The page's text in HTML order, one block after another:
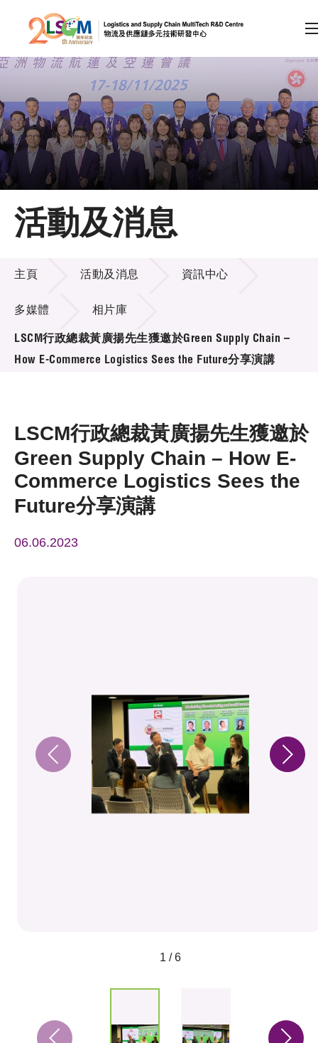
跳到內容（按回車鍵）
會員登入
A A EN 繁 简
主頁
關於LSCM
技術商品化
項目及資助計劃
活動及消息
新聞中心
資訊中心
科技分享
會籍
活動及消息
活動及消息
主頁 活動及消息 資訊中心
多媒體 相片庫
LSCM行政總裁黃廣揚先生獲邀於Green Supply Chain –
How E-Commerce Logistics Sees the Future分享演講
LSCM行政總裁黃廣揚先生獲邀於
Green Supply Chain – How E-
Commerce Logistics Sees the
Future分享演講
06.06.2023
1 / 6